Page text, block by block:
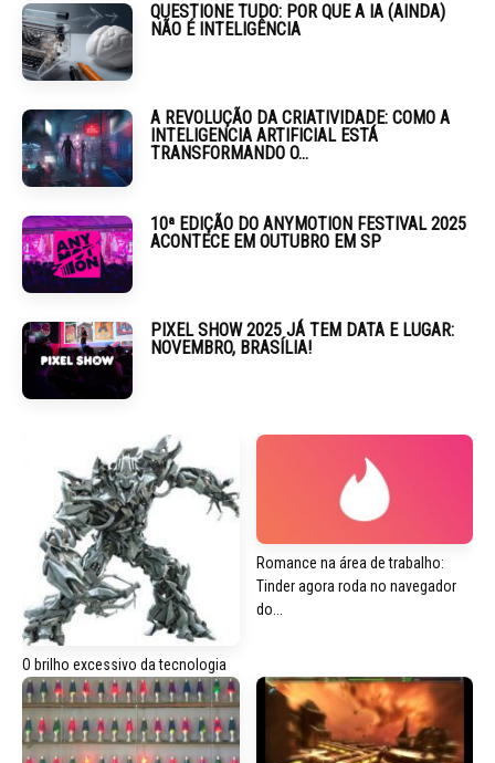
QUESTIONE TUDO: POR QUE A IA (AINDA)
NÃO É INTELIGÊNCIA
A REVOLUÇÃO DA CRIATIVIDADE: COMO A
INTELIGENCIA ARTIFICIAL ESTÁ
TRANSFORMANDO O...
10ª EDIÇÃO DO ANYMOTION FESTIVAL 2025
ACONTECE EM OUTUBRO EM SP
PIXEL SHOW 2025 JÁ TEM DATA E LUGAR:
NOVEMBRO, BRASÍLIA!
O brilho excessivo da tecnologia
Romance na área de trabalho:
Tinder agora roda no navegador
do...